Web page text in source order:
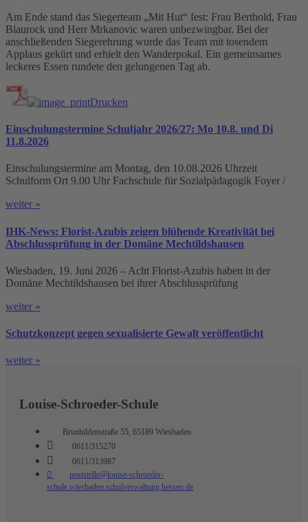
Am Ende stand das Siegerteam „Mit Hut“ fest: Frau Berthold, Frau
Blaurock und Herr Mrkanovic waren unbezwingbar. Bei der
anschließenden Siegerehrung wurde das Team mit tosendem
Applaus gekürt und erhielt den Wanderpokal. Ein gemeinsames
leckeres Essen rundete den gelungenen Tag ab.
Drucken
Einschulungstermine Schuljahr 2026/27: Mo 10.8. und Di
11.8.2026
Einschulungstermine am Montag, den 10.08.2026 Uhrzeit
Schulform Ort 9.00 Uhr Fachschule für Sozialpädagogik Foyer /
weiter »
IHK-News: Florist-Azubis zeigen blühende Kreativität bei
Abschlussprüfung in der Domäne Mechtildshausen
Wiesbaden, 19. Juni 2026 – Acht Florist-Azubis haben in der
Domäne Mechtildshausen bei ihrer Abschlussprüfung
weiter »
Schutzkonzept gegen sexualisierte Gewalt veröffentlicht
weiter »
Louise-Schroeder-Schule
Brunhildenstraße 55, 65189 Wiesbaden
0611/315270
0611/313987
poststelle@louise-schroeder-
schule.wiesbaden.schulverwaltung.hessen.de